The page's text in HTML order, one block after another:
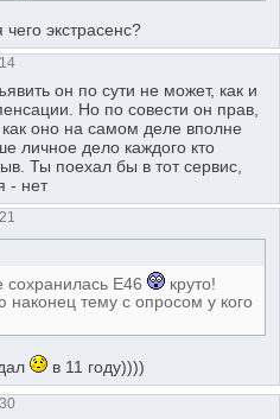
чего экстрасенс?
он по сути не может, как и
Но по совести он прав,
как оно на самом деле вполне
личное дело каждого кто
Ты поехал бы в тот сервис,
- нет
сохранилась Е46
круто!
наконец тему с опросом у кого
в 11 году))))